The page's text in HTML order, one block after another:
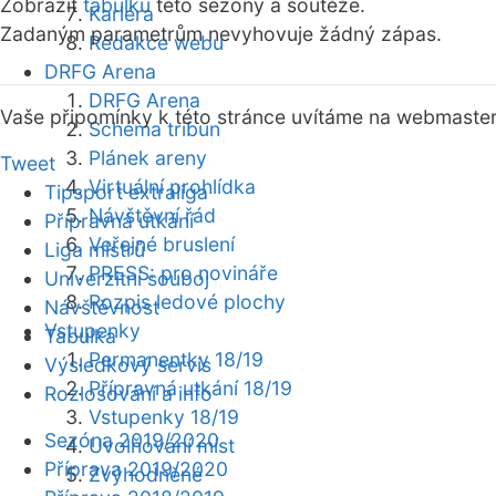
Kariéra
Redakce webu
DRFG Arena
DRFG Arena
Schéma tribun
Plánek areny
Virtuální prohlídka
Návštěvní řád
Veřejné bruslení
PRESS: pro novináře
Rozpis ledové plochy
Vstupenky
Permanentky 18/19
Přípravná utkání 18/19
Vstupenky 18/19
Uvolňování míst
Zvýhodněné
Zobrazit tabulku této sezóny a soutěže.
Zadaným parametrům nevyhovuje žádný zápas.
Vaše připomínky k této stránce uvítáme na webmaster
Tweet
Tipsport extraliga
Přípravná utkání
Liga mistrů
Univerzitní souboj
Návštěvnost
Tabulka
Výsledkový servis
Rozlosování a info
Sezóna 2019/2020
Příprava 2019/2020